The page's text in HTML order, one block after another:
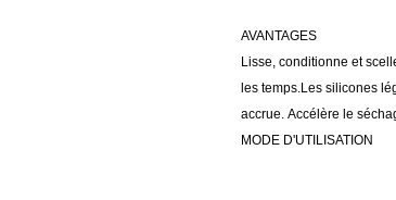
AVANTAGES
Lisse, conditionne et
les temps.Les silicones
accrue. Accélère le
MODE D'UTILISATION